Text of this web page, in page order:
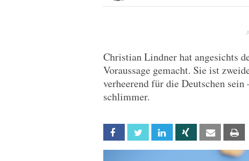
Christian Lindner hat angesichts
Voraussage gemacht. Sie ist
verheerend für die Deutschen
schlimmer.
Facebook Twitter Linkedin Xing Email